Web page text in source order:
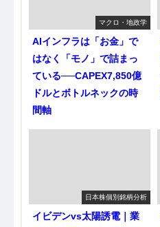
マクロ・地政学
AIインフラは「お金」で
はなく「モノ」で詰まっ
ている──CAPEX7,850億
ドルとボトルネックの時
間軸
日本株個別銘柄分析
イビデンvs太陽誘電｜業